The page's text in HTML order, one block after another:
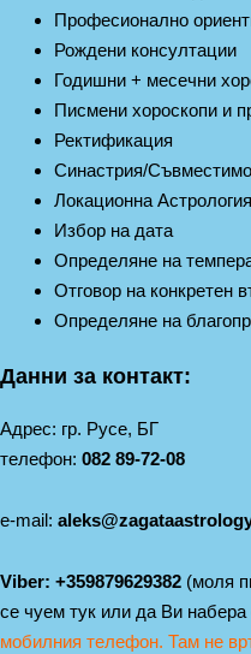
Професионално
Рождени консултации
Годишни + месечни
Писмени хороскопи и
Ректификация
Синастрия/
Локационна Астрология
Избор на дата
Определяне на
Отговор на конкретен
Определяне на
Данни за контакт:
Адрес: гр. Русе, БГ
телефон: 082 89-72-08
е-mail:
Viber: +359879629382 (моля
се чуем тук или да Ви
мобилния телефон. Там не